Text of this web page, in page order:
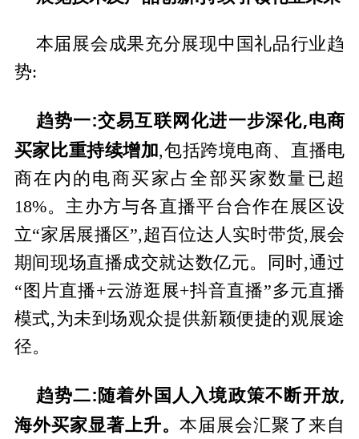
本届展会成果充分展现中国礼品行业趋
势:
趋势一:交易互联网化进一步深化,电商
买家比重持续增加,包括跨境电商、直播电
商在内的电商买家占全部买家数量已超
18%。主办方与各直播平台合作在展区设
立“家居展播区”,超百位达人实时带货,展会
期间现场直播成交就达数亿元。同时,通过
“图片直播+云游逛展+抖音直播”多元直播
模式,为未到场观众提供新颖便捷的观展途
径。
趋势二:随着外国人入境政策不断开放,
海外买家显著上升。本届展会汇聚了来自